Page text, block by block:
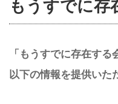
もうすでに存
「もうすでに存在す
以下の情報を提供いた